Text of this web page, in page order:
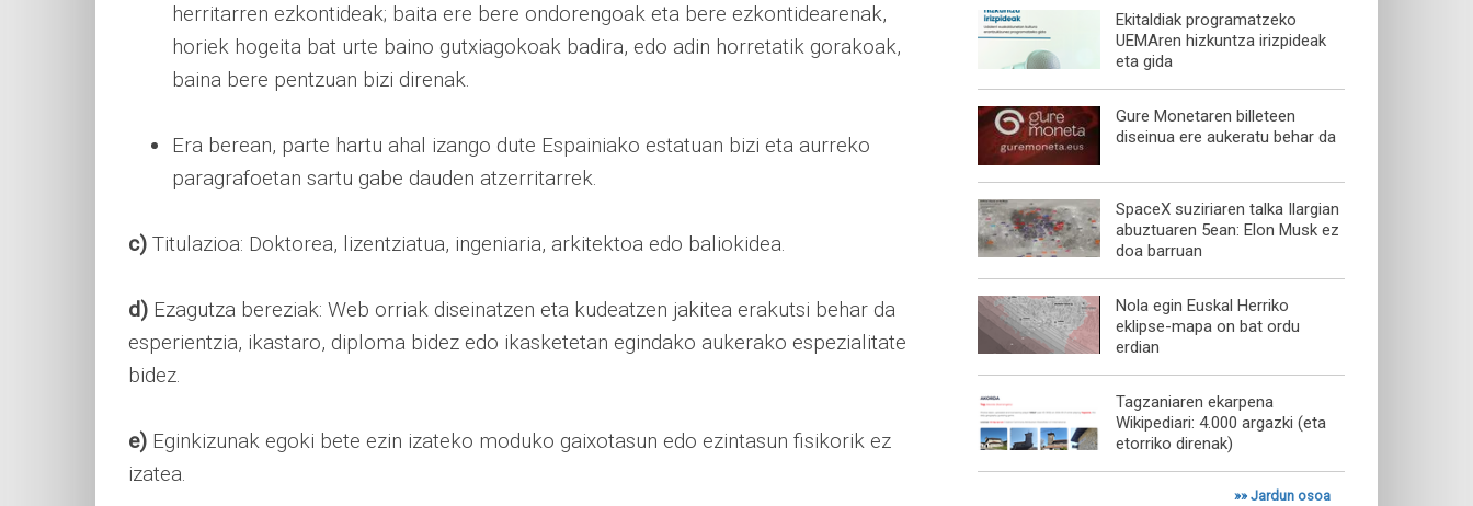
herritarren ezkontideak; baita ere bere ondorengoak eta bere ezkontidearenak,
horiek hogeita bat urte baino gutxiagokoak badira, edo adin horretatik gorakoak,
baina bere pentzuan bizi direnak.
Era berean, parte hartu ahal izango dute Espainiako estatuan bizi eta aurreko
paragrafoetan sartu gabe dauden atzerritarrek.
c) Titulazioa: Doktorea, lizentziatua, ingeniaria, arkitektoa edo baliokidea.
d) Ezagutza bereziak: Web orriak diseinatzen eta kudeatzen jakitea erakutsi behar da
esperientzia, ikastaro, diploma bidez edo ikasketetan egindako aukerako espezialitate
bidez.
e) Eginkizunak egoki bete ezin izateko moduko gaixotasun edo ezintasun fisikorik ez
izatea.
Ekitaldiak programatzeko
UEMAren hizkuntza irizpideak
eta gida
Gure Monetaren billeteen
diseinua ere aukeratu behar da
SpaceX suziriaren talka Ilargian
abuztuaren 5ean: Elon Musk ez
doa barruan
Nola egin Euskal Herriko
eklipse-mapa on bat ordu
erdian
Tagzaniaren ekarpena
Wikipediari: 4.000 argazki (eta
etorriko direnak)
»»Jardun osoa